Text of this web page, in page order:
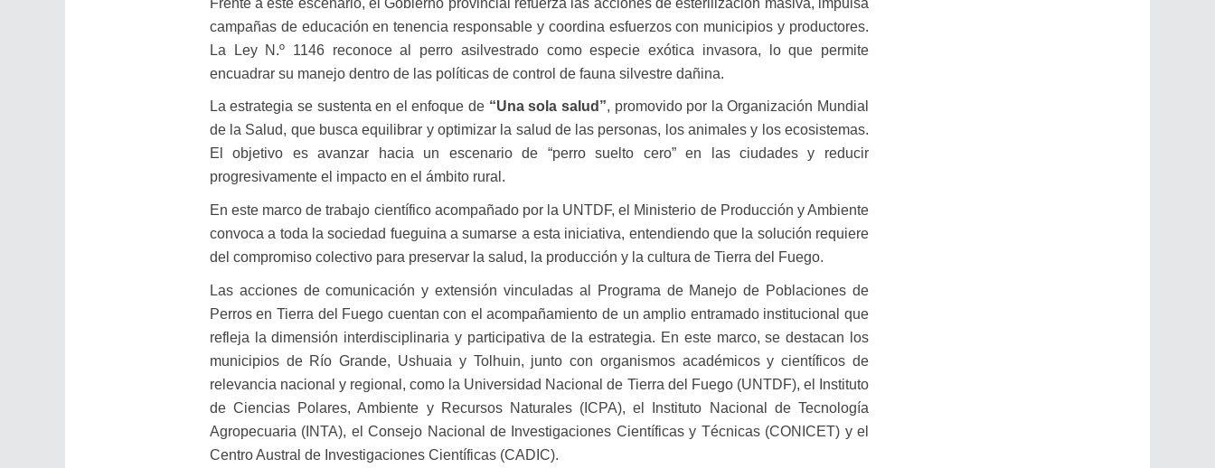
campañas de educación en tenencia responsable y coordina esfuerzos con municipios y productores.
La Ley N.º 1146 reconoce al perro asilvestrado como especie exótica invasora, lo que permite
encuadrar su manejo dentro de las políticas de control de fauna silvestre dañina.
La estrategia se sustenta en el enfoque de “Una sola salud”, promovido por la Organización Mundial
de la Salud, que busca equilibrar y optimizar la salud de las personas, los animales y los ecosistemas.
El objetivo es avanzar hacia un escenario de “perro suelto cero” en las ciudades y reducir
progresivamente el impacto en el ámbito rural.
En este marco de trabajo científico acompañado por la UNTDF, el Ministerio de Producción y Ambiente
convoca a toda la sociedad fueguina a sumarse a esta iniciativa, entendiendo que la solución requiere
del compromiso colectivo para preservar la salud, la producción y la cultura de Tierra del Fuego.
Las acciones de comunicación y extensión vinculadas al Programa de Manejo de Poblaciones de
Perros en Tierra del Fuego cuentan con el acompañamiento de un amplio entramado institucional que
refleja la dimensión interdisciplinaria y participativa de la estrategia. En este marco, se destacan los
municipios de Río Grande, Ushuaia y Tolhuin, junto con organismos académicos y científicos de
relevancia nacional y regional, como la Universidad Nacional de Tierra del Fuego (UNTDF), el Instituto
de Ciencias Polares, Ambiente y Recursos Naturales (ICPA), el Instituto Nacional de Tecnología
Agropecuaria (INTA), el Consejo Nacional de Investigaciones Científicas y Técnicas (CONICET) y el
Centro Austral de Investigaciones Científicas (CADIC).